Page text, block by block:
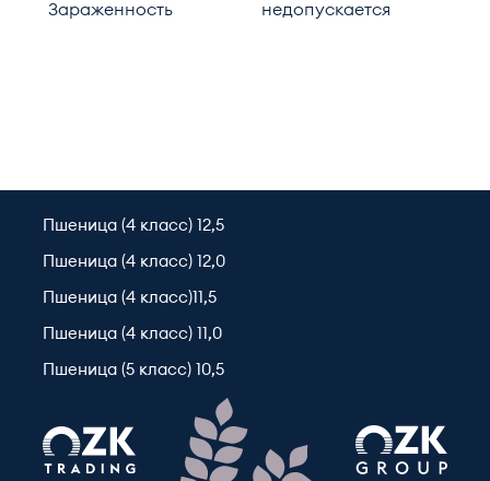
Зараженность
недопускается
Пшеница (4 класс) 12,5
Пшеница (4 класс) 12,0
Пшеница (4 класс)11,5
Пшеница (4 класс) 11,0
Пшеница (5 класс) 10,5